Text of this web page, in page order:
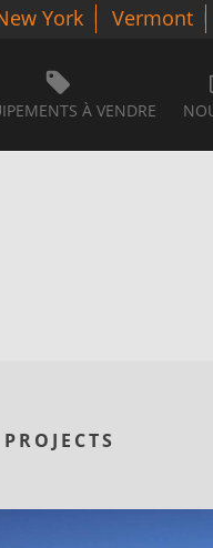
York Vermont
À VENDRE